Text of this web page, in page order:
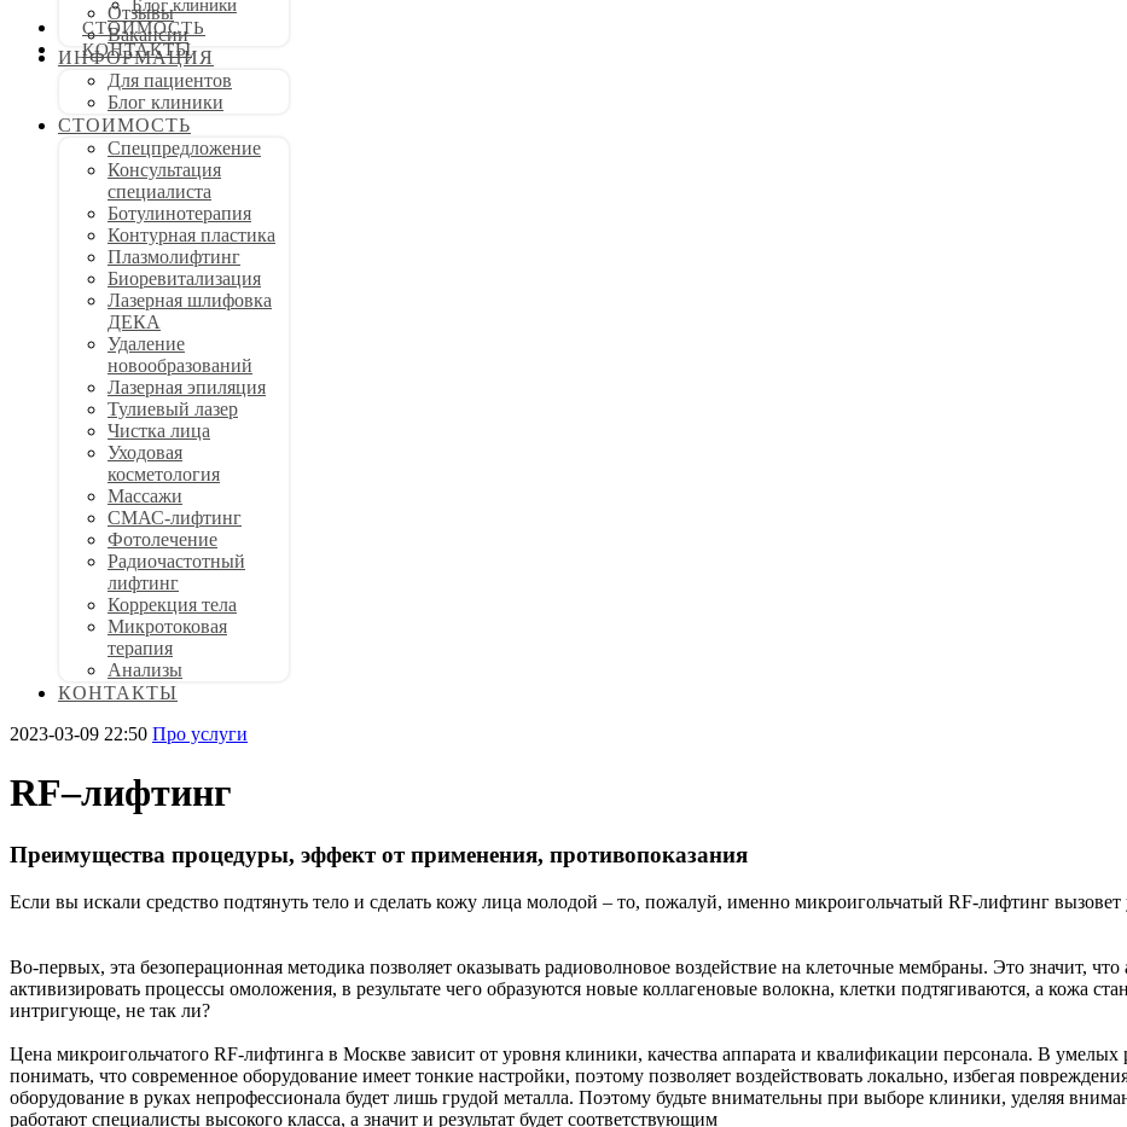
Блог клиники
СТОИМОСТЬ
КОНТАКТЫ
Отзывы
Вакансии
ИНФОРМАЦИЯ
Для пациентов
Блог клиники
СТОИМОСТЬ
Спецпредложение
Консультация
специалиста
Ботулинотерапия
Контурная пластика
Плазмолифтинг
Биоревитализация
Лазерная шлифовка
ДЕКА
Удаление
новообразований
Лазерная эпиляция
Тулиевый лазер
Чистка лица
Уходовая
косметология
Массажи
СМАС-лифтинг
Фотолечение
Радиочастотный
лифтинг
Коррекция тела
Микротоковая
терапия
Анализы
КОНТАКТЫ
2023-03-09 22:50 Про услуги
RF–лифтинг
Преимущества процедуры, эффект от применения, противопоказания
Если вы искали средство подтянуть тело и сделать кожу лица молодой – то, пожалуй, именно микроигольчатый RF-лифтинг
Во-первых, эта безоперационная методика позволяет оказывать радиоволновое воздействие на клеточные мембраны. Это значит,
активизировать процессы омоложения, в результате чего образуются новые коллагеновые волокна, клетки подтягиваются, а кожа
интригующе, не так ли?
Цена микроигольчатого RF-лифтинга в Москве зависит от уровня клиники, качества аппарата и квалификации персонала. В умелых
понимать, что современное оборудование имеет тонкие настройки, поэтому позволяет воздействовать локально, избегая
оборудование в руках непрофессионала будет лишь грудой металла. Поэтому будьте внимательны при выборе клиники, уделяя
работают специалисты высокого класса, а значит и результат будет соответствующим